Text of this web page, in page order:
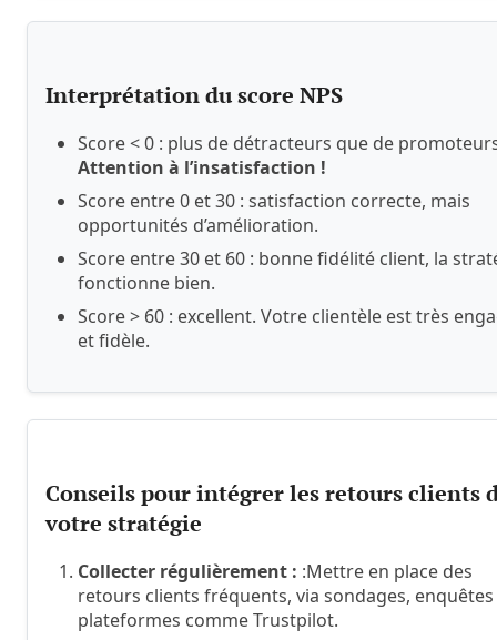
Interprétation du score NPS
Score < 0 : plus de détracteurs que de
Attention à l’insatisfaction !
Score entre 0 et 30 : satisfaction correcte, mais
opportunités d’amélioration.
Score entre 30 et 60 : bonne fidélité client, la
fonctionne bien.
Score > 60 : excellent. Votre clientèle est très
et fidèle.
Conseils pour intégrer les retours clients
votre stratégie
Collecter régulièrement : :Mettre en place des
retours clients fréquents, via sondages,
plateformes comme Trustpilot.